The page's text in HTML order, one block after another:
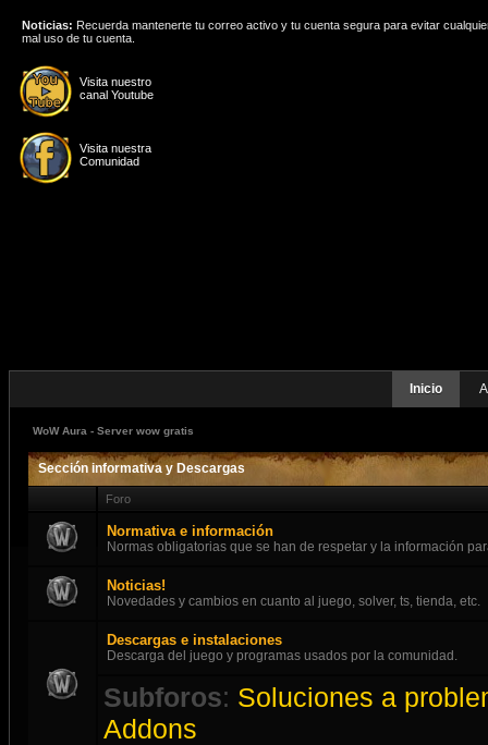
Visita nuestro
canal Youtube
Visita nuestra
Comunidad
Noticias: Recuerda mantenerte tu correo activo y tu cuenta segura para evitar
mal uso de tu cuenta.
Inicio
WoW Aura - Server wow gratis
Sección informativa y Descargas
Foro
Normativa e información
Normas obligatorias que se han de respetar y la información
Noticias!
Novedades y cambios en cuanto al juego, solver, ts, tienda, etc.
Descargas e instalaciones
Descarga del juego y programas usados por la comunidad.
Subforos: Soluciones a
Addons